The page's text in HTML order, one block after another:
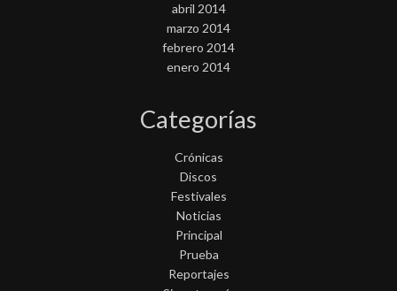
abril 2014
marzo 2014
febrero 2014
enero 2014
Categorías
Crónicas
Discos
Festivales
Noticias
Principal
Prueba
Reportajes